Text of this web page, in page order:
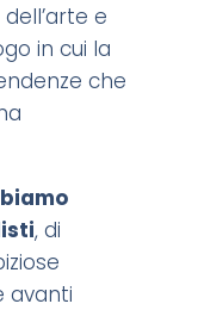
e
in cui la
che
, di
avanti